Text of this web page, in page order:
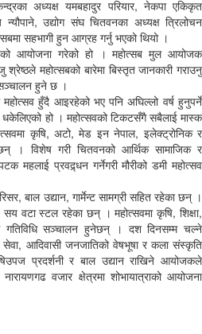
अध्यक्ष यमबहादुर परियार, नेकपा एकिकृत
न्यौपाने, उद्योग संघ चितवनका अध्यक्ष त्रिलोचन
सहभागी हुन आग्रह गर्नु भएको थियो ।
आयोजना गरेको हो । महोत्सब मुल आयोजक
महोत्सबको बारेमा बिस्तृत जानकारी गराउनु
हुने छ ।
हुँदै आइरहेको भए पनि अघिल्लो वर्ष हुनुपर्ने
धकेलिएको हो । महोत्सवको टिकटसँगै सबैलाई मास्क
कृषि, अटो, मेड इन नेपाल, इलेक्ट्रोनिक र
। विशेष गरी चितवनको आर्थिक सामाजिक र
महलाई प्रवद्र्धन गर्नेगरी मौरीको डमी महोत्सव
बाल उद्यान, गार्मेन्ट सामग्री सहित रहेका छन् ।
सय वटा स्टल रहेका छन् । महोत्सवमा कृषि, शिक्षा,
गतिविधि सञ्चालन हुनेछन् । दश दिनसम्म चल्ने
आदिवासी जनजातिको वेषभूषा र कला संस्कृति
प्रदर्शनी र बाल उद्यान राखिने आयोजकले
वजार क्षेत्रमा शोभायात्राको आयोजना